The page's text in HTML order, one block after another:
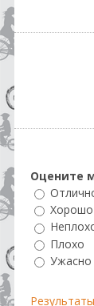
Оцените
Хорошо
Плохо
Ужасно
Результаты